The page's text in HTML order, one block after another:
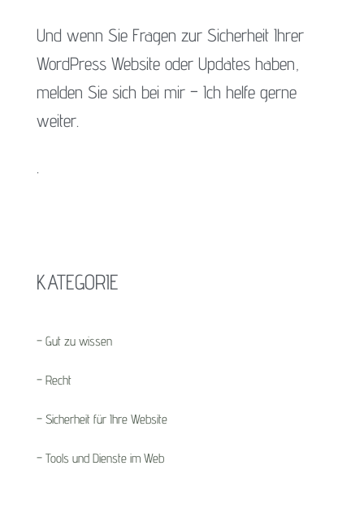
Und wenn Sie Fragen zur Sicherheit Ihrer
WordPress Website oder Updates haben,
melden Sie sich bei mir – Ich helfe gerne
weiter.
.
KATEGORIE
– Gut zu wissen
– Recht
– Sicherheit für Ihre Website
– Tools und Dienste im Web